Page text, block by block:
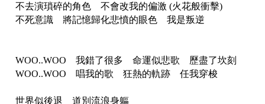
不去演瑣碎的角色 不會改我的偏激 (火花般衝擊)
不死意識 將記憶歸化悲憤的眼色 我是叛逆
WOO..WOO 我錯了很多 命運似悲歌 歷盡了坎刻
WOO..WOO 唱我的歌 狂熱的軌跡 任我穿梭
世界似後退 道別流浪身軀